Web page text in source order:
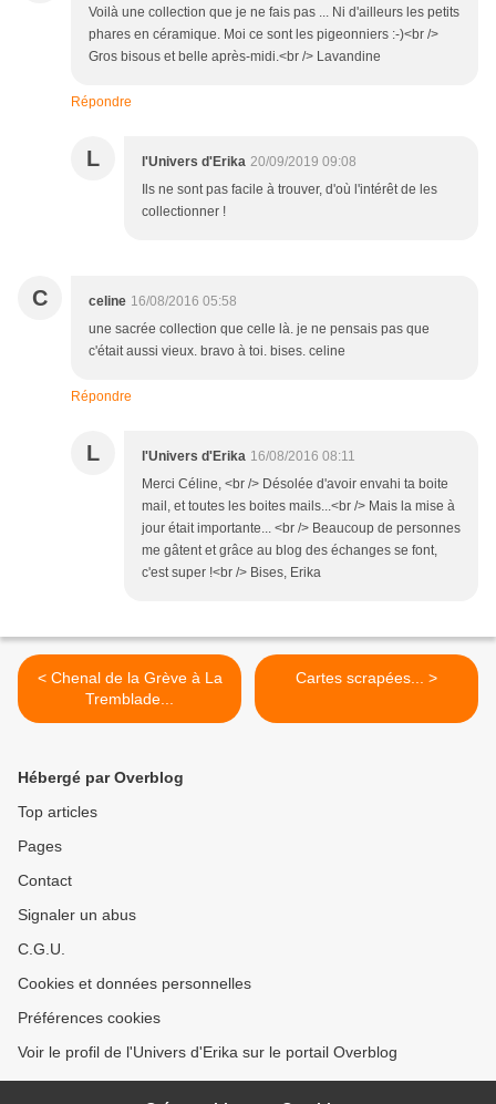
Voilà une collection que je ne fais pas ... Ni d'ailleurs les petits
phares en céramique. Moi ce sont les pigeonniers :-)<br />
Gros bisous et belle après-midi.<br /> Lavandine
Répondre
L l'Univers d'Erika 20/09/2019 09:08
Ils ne sont pas facile à trouver, d'où l'intérêt de les
collectionner !
C celine 16/08/2016 05:58
une sacrée collection que celle là. je ne pensais pas que
c'était aussi vieux. bravo à toi. bises. celine
Répondre
L l'Univers d'Erika 16/08/2016 08:11
Merci Céline, <br /> Désolée d'avoir envahi ta boite
mail, et toutes les boites mails...<br /> Mais la mise à
jour était importante... <br /> Beaucoup de personnes
me gâtent et grâce au blog des échanges se font,
c'est super !<br /> Bises, Erika
< Chenal de la Grève à La
Tremblade...
Cartes scrapées... >
Hébergé par Overblog
Top articles
Pages
Contact
Signaler un abus
C.G.U.
Cookies et données personnelles
Préférences cookies
Voir le profil de l'Univers d'Erika sur le portail Overblog